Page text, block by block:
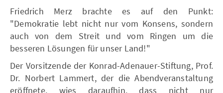
Friedrich Merz brachte es auf den Punkt:
"Demokratie lebt nicht nur vom Konsens, sondern
auch von dem Streit und vom Ringen um die
besseren Lösungen für unser Land!"
Der Vorsitzende der Konrad-Adenauer-Stiftung, Prof.
Dr. Norbert Lammert, der die Abendveranstaltung
eröffnete, wies daraufhin, dass nicht nur